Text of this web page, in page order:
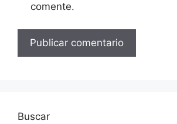
comente.
Buscar